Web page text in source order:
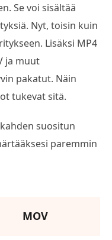
Se voi sisältää
Nyt, toisin kuin
Lisäksi MP4
ja muut
pakatut. Näin
tukevat sitä.
suositun
paremmin
MOV